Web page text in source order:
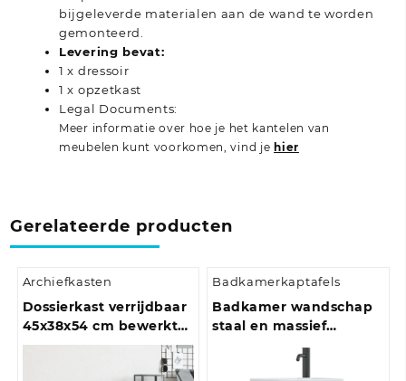
bijgeleverde materialen aan de wand te worden
gemonteerd.
Levering bevat:
1 x dressoir
1 x opzetkast
Legal Documents:
Meer informatie over hoe je het kantelen van
meubelen kunt voorkomen, vind je hier
Gerelateerde producten
Archiefkasten
Dossierkast verrijdbaar
45x38x54 cm bewerkt
hout bruineiken
Badkamerkaptafels
Badkamer wandschap
staal en massief